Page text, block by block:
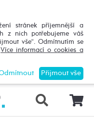
stránek příjemnější a
z nich potřebujeme váš
vše“. Odmítnutím se
Více informací o cookies a
Přijmout vše